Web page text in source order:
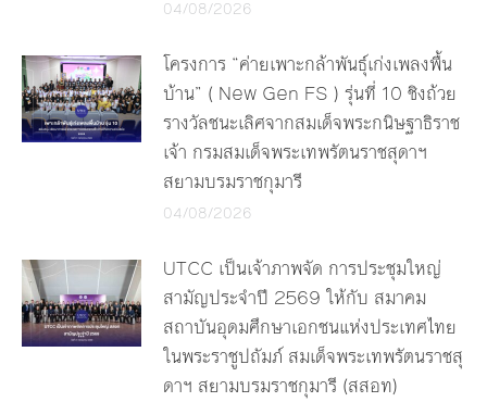
04/08/2026
โครงการ “ค่ายเพาะกล้าพันธุ์เก่งเพลงพื้น
บ้าน” ( New Gen FS ) รุ่นที่ 10 ชิงถ้วย
รางวัลชนะเลิศจากสมเด็จพระกนิษฐาธิราช
เจ้า กรมสมเด็จพระเทพรัตนราชสุดาฯ
สยามบรมราชกุมารี
04/08/2026
UTCC เป็นเจ้าภาพจัด การประชุมใหญ่
สามัญประจำปี 2569 ให้กับ สมาคม
สถาบันอุดมศึกษาเอกชนแห่งประเทศไทย
ในพระราชูปถัมภ์ สมเด็จพระเทพรัตนราชสุ
ดาฯ สยามบรมราชกุมารี (สสอท)